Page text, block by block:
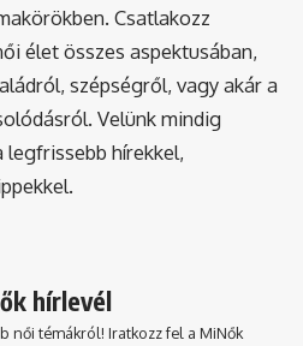
Csatlakozz
élet összes aspektusában,
szépségről, vagy akár a
Velünk mindig
legfrissebb hírekkel,
hírlevél
női témákról! Iratkozz fel a MiNők